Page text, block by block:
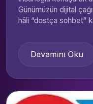
Günümüzün dijital
hâli “dostça sohbet”
Devamını Oku